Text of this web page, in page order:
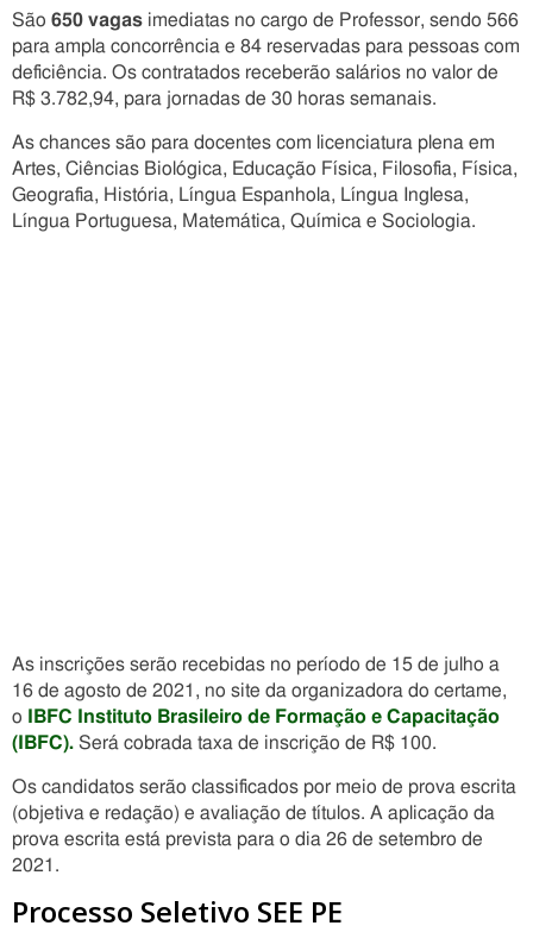
São 650 vagas imediatas no cargo de Professor, sendo 566
para ampla concorrência e 84 reservadas para pessoas com
deficiência. Os contratados receberão salários no valor de
R$ 3.782,94, para jornadas de 30 horas semanais.
As chances são para docentes com licenciatura plena em
Artes, Ciências Biológica, Educação Física, Filosofia, Física,
Geografia, História, Língua Espanhola, Língua Inglesa,
Língua Portuguesa, Matemática, Química e Sociologia.
As inscrições serão recebidas no período de 15 de julho a
16 de agosto de 2021, no site da organizadora do certame,
o
IBFC Instituto Brasileiro de Formação e Capacitação
(IBFC). Será cobrada taxa de inscrição de R$ 100.
Os candidatos serão classificados por meio de prova escrita
(objetiva e redação) e avaliação de títulos. A aplicação da
prova escrita está prevista para o dia 26 de setembro de
2021.
Processo Seletivo SEE PE